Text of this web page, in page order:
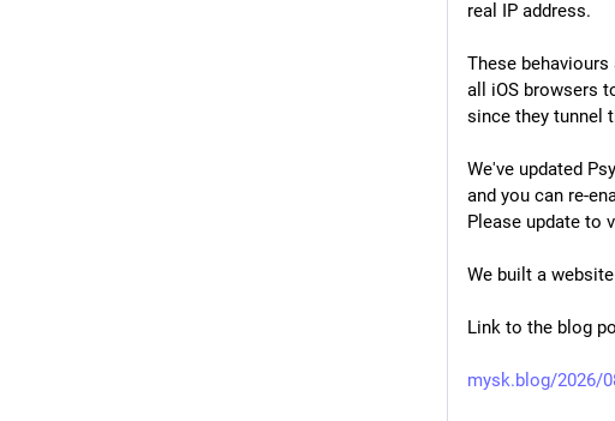
real IP address.
These
all iOS browsers
since they tunnel
We've updated
and you can re-
Please update to
We built a
Link to the blog
mysk.blog/2026/